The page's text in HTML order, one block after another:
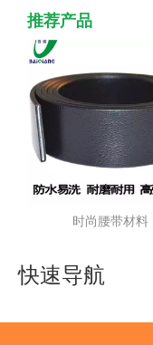
推荐产品
时尚腰带材料
快速导航